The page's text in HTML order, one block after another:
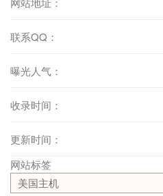
联系QQ：
曝光人气：
收录时间：
更新时间：
网站标签
美国主机